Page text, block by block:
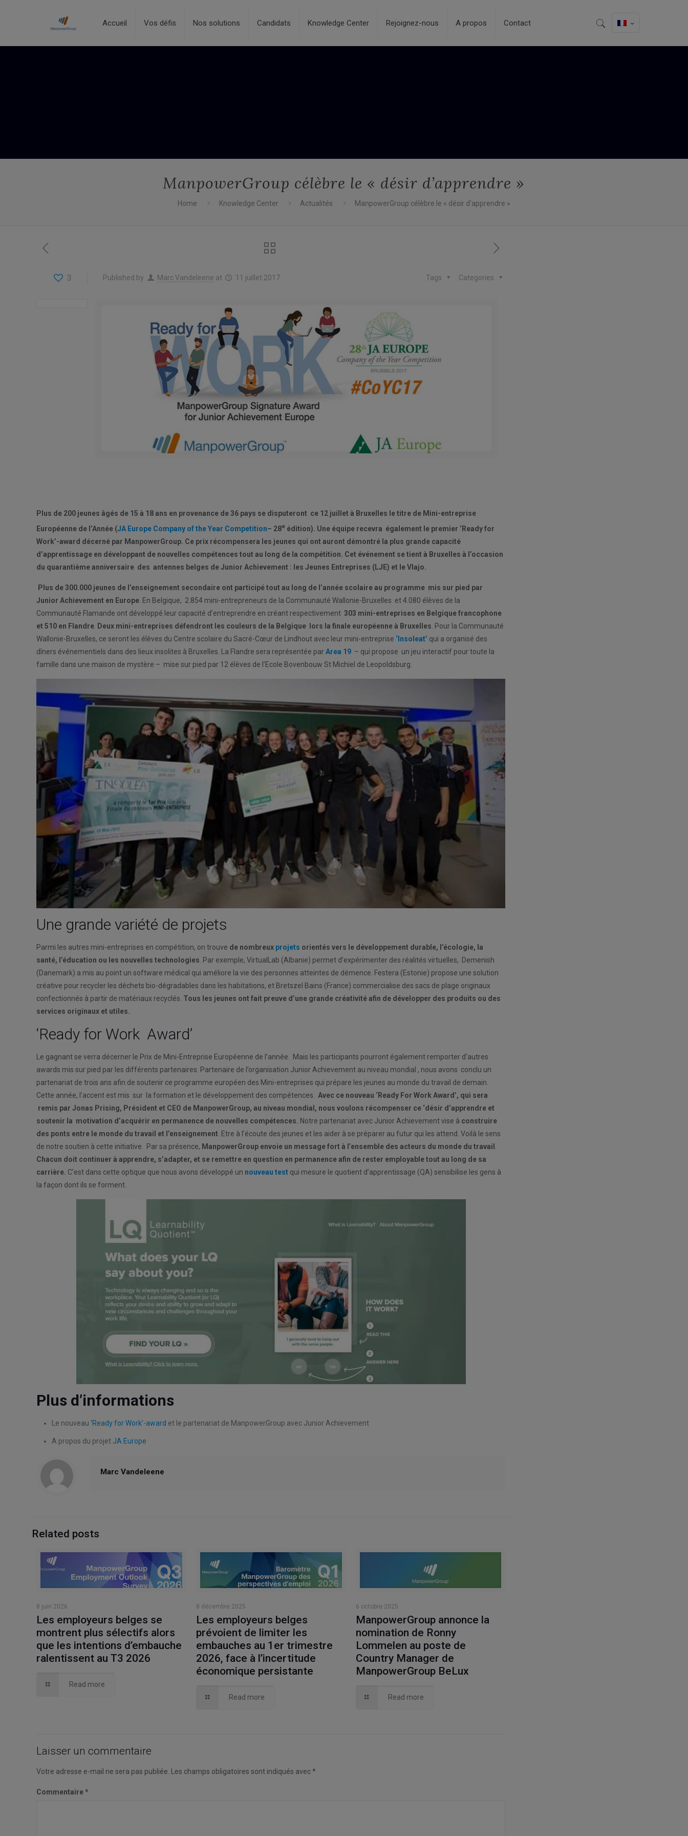
Accueil Vos défis Nos solutions Candidats Knowledge Center Rejoignez-nous A propos Contact
ManpowerGroup célèbre le « désir d’apprendre »
Home Knowledge Center Actualités ManpowerGroup célèbre le « désir d’apprendre »
3 Published by Marc Vandeleene at 11 juillet 2017 Categories
Tags
Plus de 200 jeunes âgés de 15 à 18 ans en provenance de 36 pays se disputeront ce 12 juillet à Bruxelles le titre de Mini-entreprise
Européenne de l’Année (JA Europe Company of the Year Competition– 28e édition). Une équipe recevra également le premier ‘Ready for
Work’-award décerné par ManpowerGroup. Ce prix récompensera les jeunes qui ont auront démontré la plus grande capacité
d’apprentissage en développant de nouvelles compétences tout au long de la compétition. Cet événement se tient à Bruxelles à l’occasion
du quarantième anniversaire des antennes belges de Junior Achievement : les Jeunes Entreprises (LJE) et le Vlajo.
Plus de 300.000 jeunes de l’enseignement secondaire ont participé tout au long de l’année scolaire au programme mis sur pied par
Junior Achievement en Europe . En Belgique, 2.854 mini-entrepreneurs de la Communauté Wallonie-Bruxelles et 4.080 élèves de la
Communauté Flamande ont développé leur capacité d’entreprendre en créant respectivement303 mini-entreprises en Belgique francophone
et 510 en Flandre Deux mini-entreprises défendront les couleurs de la Belgique lors la finale européenne à Bruxelles . Pour la Communauté
Wallonie-Bruxelles, ce seront les élèves du Centre scolaire du Sacré-Cœur de Lindhout avec leur mini-entreprise ‘Insoleat’ qui a organisé des
dîners événementiels dans des lieux insolites à Bruxelles. La Flandre sera représentée parArea 19 – qui propose un jeu interactif pour toute la
famille dans une maison de mystère – mise sur pied par 12 élèves de l’Ecole Bovenbouw St Michiel de Leopoldsburg.
Une grande variété de projets
Parmi les autres mini-entreprises en compétition, on trouve de nombreux projets orientés vers le développement durable, l’écologie, la
santé, l’éducation ou les nouvelles technologies . Par exemple, VirtualLab (Albanie) permet d’expérimenter des réalités virtuelles, Demenish
(Danemark) a mis au point un software médical qui améliore la vie des personnes atteintes de démence. Festera (Estonie) propose une solution
créative pour recycler les déchets bio-dégradables dans les habitations, et Bretszel Bains (France) commercialise des sacs de plage originaux
confectionnés à partir de matériaux recyclés. Tous les jeunes ont fait preuve d’une grande créativité afin de développer des produits ou des
services originaux et utiles.
‘Ready for Work Award’
Le gagnant se verra décerner le Prix de Mini-Entreprise Européenne de l’année. Mais les participants pourront également remporter d’autres
awards mis sur pied par les différents partenaires. Partenaire de l’organisation Junior Achievement au niveau mondial , nous avons conclu un
partenariat de trois ans afin de soutenir ce programme européen des Mini-entreprises qui prépare les jeunes au monde du travail de demain.
Cette année, l’accent est mis sur la formation et le développement des compétences. Avec ce nouveau ‘Ready For Work Award’, qui sera
remis par Jonas Prising, Président et CEO de ManpowerGroup, au niveau mondial, nous voulons récompenser ce ‘désir d’apprendre et
soutenir la motivation d’acquérir en permanence de nouvelles compétences. Notre partenariat avec Junior Achievement vise à construire
des ponts entre le monde du travail et l’enseignement . Etre à l’écoute des jeunes et les aider à se préparer au futur qui les attend. Voilà le sens
de notre soutien à cette initiative. Par sa présence, ManpowerGroup envoie un message fort à l’ensemble des acteurs du monde du travail
Chacun doit continuer à apprendre, s’adapter, et se remettre en question en permanence afin de rester employable tout au long de sa
carrière. C’est dans cette optique que nous avons développé un nouveau test qui mesure le quotient d’apprentissage (QA) sensibilise les gens à
la façon dont ils se forment.
Plus d’informations
Le nouveau‘Ready for Work’-award et le partenariat de ManpowerGroup avec Junior Achievement
A propos du projet JA Europe
Marc Vandeleene
Related posts
8 juin 2026
Les employeurs belges se
montrent plus sélectifs alors
que les intentions d’embauche
ralentissent au T3 2026
Read more
8 décembre 2025
Les employeurs belges
prévoient de limiter les
embauches au 1er trimestre
2026, face à l’incertitude
économique persistante
Read more
6 octobre 2025
ManpowerGroup annonce la
nomination de Ronny
Lommelen au poste de
Country Manager de
ManpowerGroup BeLux
Read more
Laisser un commentaire
Votre adresse e-mail ne sera pas publiée. Les champs obligatoires sont indiqués avec*
Commentaire*